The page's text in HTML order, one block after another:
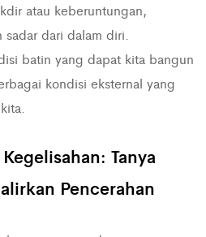
atau keberuntungan,
sadar dari dalam diri.
batin yang dapat kita bangun
kondisi eksternal yang
Tanya
Pencerahan